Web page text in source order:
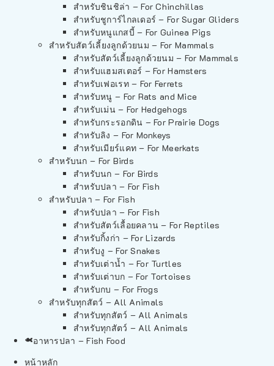
สำหรับชินชิล่า – For Chinchillas
สำหรับชูการ์ไกลเดอร์ – For Sugar Gliders
สำหรับหนูแกสบี้ – For Guinea Pigs
สำหรับสัตว์เลี้ยงลูกด้วยนม – For Mammals
สำหรับสัตว์เลี้ยงลูกด้วยนม – For Mammals
สำหรับแฮมสเตอร์ – For Hamsters
สำหรับเฟอเรท – For Ferrets
สำหรับหนู – For Rats and Mice
สำหรับเม่น – For Hedgehogs
สำหรับกระรอกดิน – For Prairie Dogs
สำหรับลิง – For Monkeys
สำหรับเมียร์แคท – For Meerkats
สำหรับนก – For Birds
สำหรับนก – For Birds
สำหรับปลา – For Fish
สำหรับปลา – For Fish
สำหรับปลา – For Fish
สำหรับสัตว์เลื้อยคลาน – For Reptiles
สำหรับกิ้งก่า – For Lizards
สำหรับงู – For Snakes
สำหรับเต่าน้ำ – For Turtles
สำหรับเต่าบก – For Tortoises
สำหรับกบ – For Frogs
สำหรับทุกสัตว์ – All Animals
สำหรับทุกสัตว์ – All Animals
สำหรับทุกสัตว์ – All Animals
อาหารปลา – Fish Food
หน้าหลัก